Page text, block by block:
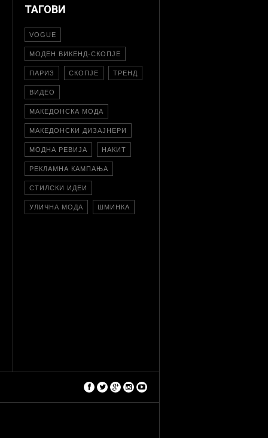
ТАГОВИ
VOGUE
МОДЕН ВИКЕНД-СКОПЈЕ
ПАРИЗ СКОПЈЕ ТРЕНД
ВИДЕО
МАКЕДОНСКА МОДА
МАКЕДОНСКИ ДИЗАЈНЕРИ
МОДНА РЕВИЈА НАКИТ
РЕКЛАМНА КАМПАЊА
СТИЛСКИ ИДЕИ
УЛИЧНА МОДА ШМИНКА